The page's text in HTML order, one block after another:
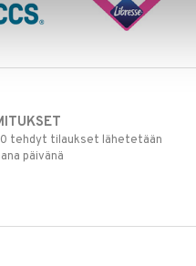
tehdyt tilaukset lähetetään
päivänä